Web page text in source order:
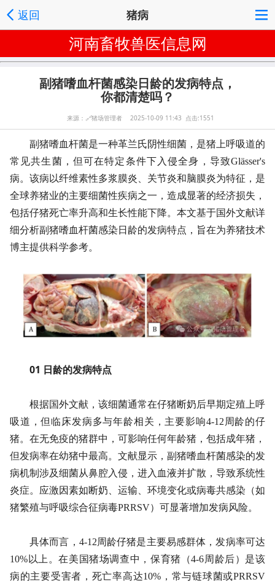
返回 猪病
河南畜牧兽医信息网
副猪嗜血杆菌感染日龄的发病特点，
你都清楚吗？
来源： 🔗猪场管理者 2025-10-09 11:43 点击:1551
副猪嗜血杆菌是一种革兰氏阴性细菌，是猪上呼吸道的
常见共生菌，但可在特定条件下入侵全身，导致Glässer's
病。该病以纤维素性多浆膜炎、关节炎和脑膜炎为特征，是
全球养猪业的主要细菌性疾病之一，造成显著的经济损失，
包括仔猪死亡率升高和生长性能下降。本文基于国外文献详
细分析副猪嗜血杆菌感染日龄的发病特点，旨在为养猪技术
博主提供科学参考。
01 日龄的发病特点
根据国外文献，该细菌通常在仔猪断奶后早期定殖上呼
吸道，但临床发病多与年龄相关，主要影响4-12周龄的仔
猪。在无免疫的猪群中，可影响任何年龄猪，包括成年猪，
但发病率在幼猪中最高。文献显示，副猪嗜血杆菌感染的发
病机制涉及细菌从鼻腔入侵，进入血液并扩散，导致系统性
炎症。应激因素如断奶、运输、环境变化或病毒共感染（如
猪繁殖与呼吸综合征病毒PRRSV）可显著增加发病风险。
具体而言，4-12周龄仔猪是主要易感群体，发病率可达
10%以上。在美国猪场调查中，保育猪（4-6周龄后）是该
病的主要受害者，死亡率高达10%，常与链球菌或PRRSV